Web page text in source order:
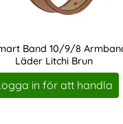
Band 10/9/8
Läder Litchi Brun
in för att handla